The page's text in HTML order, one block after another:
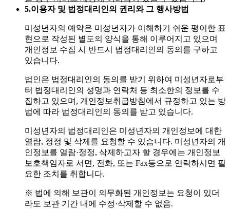
5.이용자 및 법정대리인의 권리와 그 행사방법
미성년자의 예약은 미성년자가 이해하기 쉬운 평이한 표
현으로 작성된 별도의 양식을 통해 이루어지고 있으며
개인정보 수집 시 반드시 법정대리인의 동의를 구하고
있습니다.
법인은 법정대리인의 동의를 받기 위하여 미성년자로부
터 법정대리인의 성명과 연락처 등 최소한의 정보를 수
집하고 있으며, 개인정보취급방침에서 규정하고 있는 방
법에 따라 법정대리인의 동의를 받고 있습니다.
미성년자의 법정대리인은 미성년자의 개인정보에 대한
열람, 정정 및 삭제를 요청할 수 있습니다. 미성년자의 개
인정보를 열람·정정, 삭제하고자 할 경우에는 개인정보
보호책임자로 서면, 전화, 또는 Fax등으로 연락하시면 필
요한 조치를 취합니다.
※ 법에 의해 보관이 의무화된 개인정보는 요청이 있더
라도 보관 기간 내에 수정·삭제할 수 없음.